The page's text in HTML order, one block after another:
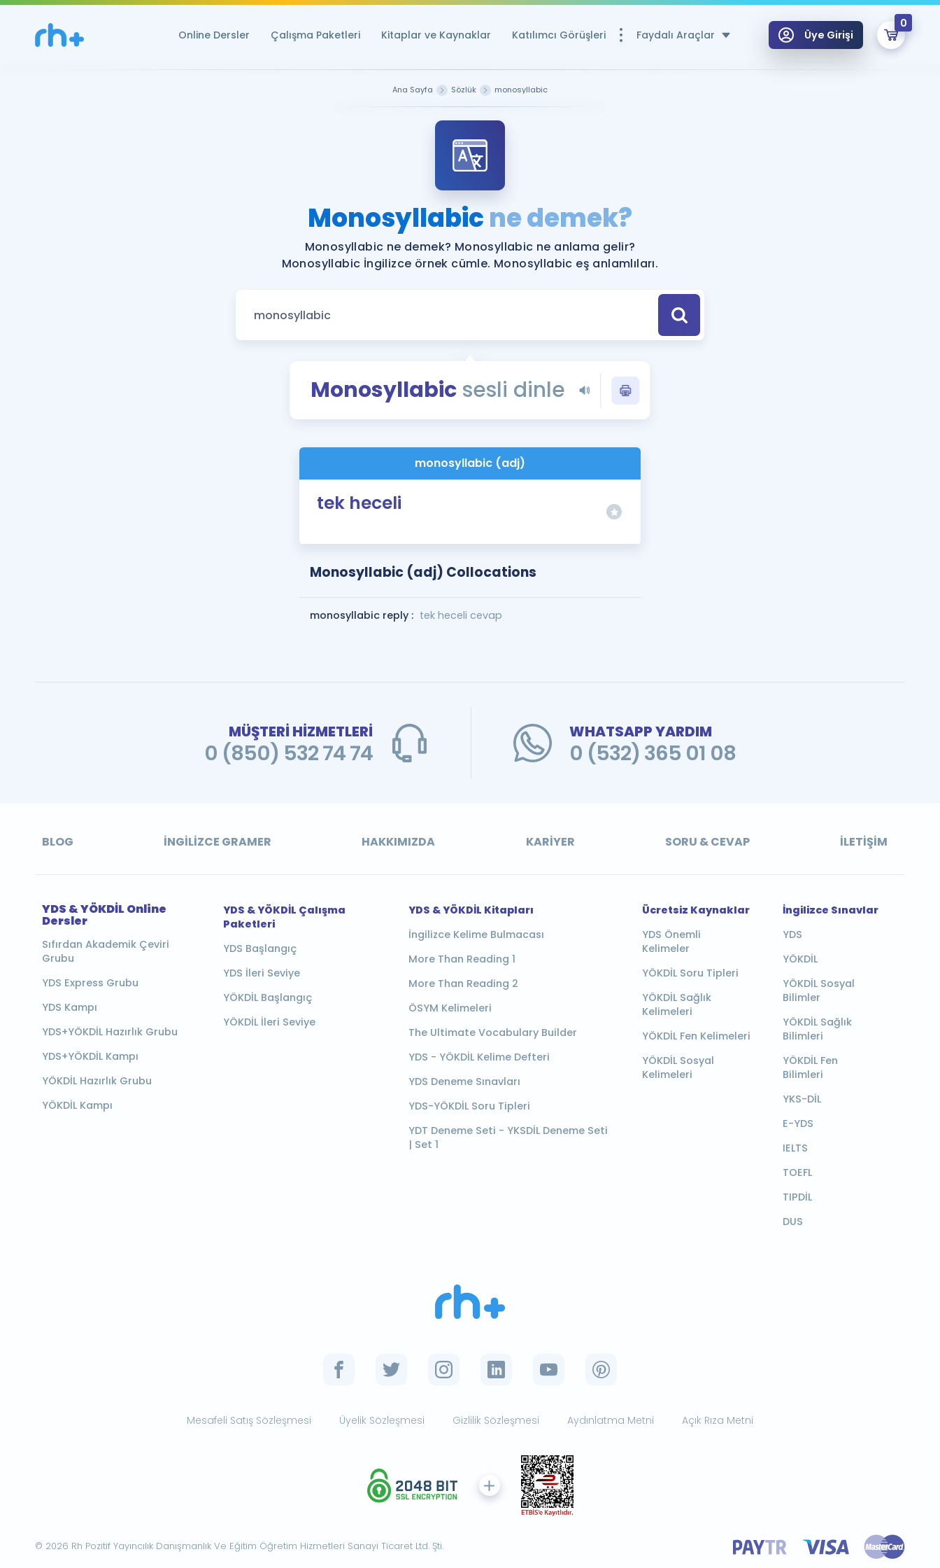
Online Dersler Çalışma Paketleri Kitaplar ve Kaynaklar Katılımcı Görüşleri Faydalı Araçlar
Ücretsiz Kaynaklar
YDS ve YÖKDİL Puan Hesaplama Aracı
YDS ve YÖKDİL'e Hazırlananlar için Öneriler
Tüm ÖSYM Sınavları Tek Takvimde
Blog
YDS - YÖKDİL Tüm Sınavlarla İlgili Haberler
İngilizce Gramer
Üye Girişi
0
Remzi Hoca ile seni sınava hazırlayacak onlarca eğitim seni bekliyor!
Ana Sayfa Sözlük monosyllabic
Monosyllabicne demek?
Monosyllabic ne demek? Monosyllabic ne anlama gelir?
Monosyllabic İngilizce örnek cümle. Monosyllabic eş anlamlıları.
Monosyllabic sesli dinle
monosyllabic (adj)
tek heceli
Monosyllabic (adj) Collocations
monosyllabic reply : tek heceli cevap
MÜŞTERİ HİZMETLERİ
0 (850) 532 74 74
WHATSAPP YARDIM
0 (532) 365 01 08
BLOG İNGILIZCE GRAMER HAKKIMIZDA KARIYER SORU & CEVAP İLETIŞIM
YDS & YÖKDİL Online
Dersler
Sıfırdan Akademik Çeviri
Grubu
YDS Express Grubu
YDS Kampı
YDS+YÖKDİL Hazırlık Grubu
YDS+YÖKDİL Kampı
YÖKDİL Hazırlık Grubu
YÖKDİL Kampı
YDS & YÖKDİL Çalışma
Paketleri
YDS Başlangıç
YDS İleri Seviye
YÖKDİL Başlangıç
YÖKDİL İleri Seviye
YDS & YÖKDİL Kitapları
İngilizce Kelime Bulmacası
More Than Reading 1
More Than Reading 2
ÖSYM Kelimeleri
The Ultimate Vocabulary Builder
YDS - YÖKDİL Kelime Defteri
YDS Deneme Sınavları
YDS-YÖKDİL Soru Tipleri
YDT Deneme Seti - YKSDİL Deneme Seti
| Set 1
Ücretsiz Kaynaklar
YDS Önemli
Kelimeler
YÖKDİL Soru Tipleri
YÖKDİL Sağlık
Kelimeleri
YÖKDİL Fen Kelimeleri
YÖKDİL Sosyal
Kelimeleri
İngilizce Sınavlar
YDS
YÖKDİL
YÖKDİL Sosyal
Bilimler
YÖKDİL Sağlık
Bilimleri
YÖKDİL Fen
Bilimleri
YKS-DİL
E-YDS
IELTS
TOEFL
TIPDİL
DUS
Mesafeli Satış Sözleşmesi Üyelik Sözleşmesi Gizlilik Sözleşmesi Aydınlatma Metni Açık Rıza Metni
© 2026 Rh Pozitif Yayıncılık Danışmanlık Ve Eğitim Öğretim Hizmetleri Sanayi Ticaret Ltd. Şti.